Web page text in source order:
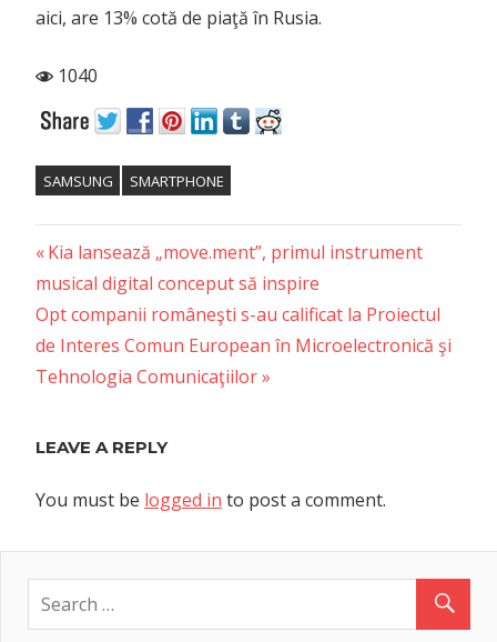
aici, are 13% cotă de piaţă în Rusia.
1040
SAMSUNG SMARTPHONE
Post
navigation
Previous
Post:
Kia lansează „move.ment”, primul instrument
musical digital conceput să inspire
Next
Post:
Opt companii româneşti s-au calificat la Proiectul
de Interes Comun European în Microelectronică şi
Tehnologia Comunicaţiilor
LEAVE A REPLY
You must be logged in to post a comment.